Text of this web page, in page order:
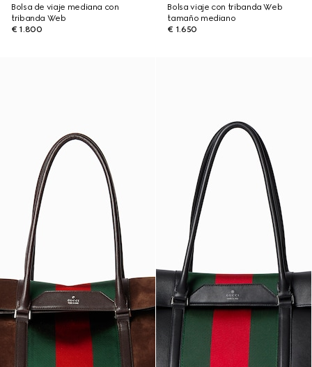
Bolsa de viaje mediana con
tribanda Web
€ 1.800
Bolsa viaje con tribanda Web
tamaño mediano
€ 1.650